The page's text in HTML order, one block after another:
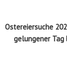
Ostereiersuche
gelungener Tag